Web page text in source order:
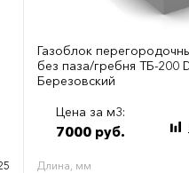
Газоблок
без паза/гребня ТБ-200
Березовский
Цена за м3:
7000 руб.
Длина, мм